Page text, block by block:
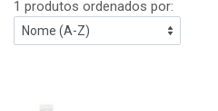
1 produtos ordenados por: